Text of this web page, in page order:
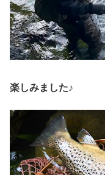
楽しみました♪